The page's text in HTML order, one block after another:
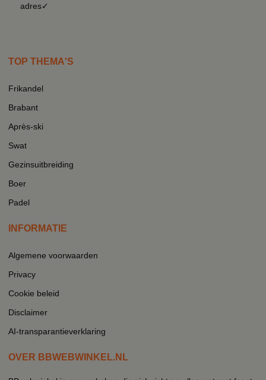
adres✓
TOP THEMA'S
Frikandel
Brabant
Après-ski
Swat
Gezinsuitbreiding
Boer
Padel
INFORMATIE
Algemene voorwaarden
Privacy
Cookie beleid
Disclaimer
AI-transparantieverklaring
OVER BBWEBWINKEL.NL